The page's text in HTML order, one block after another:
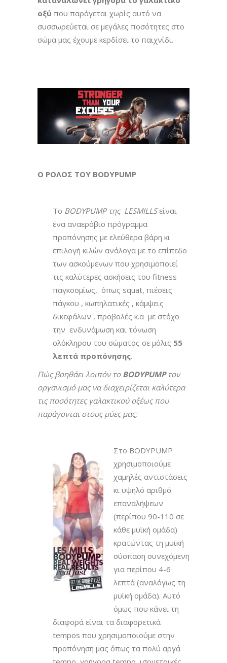
οξύ που παράγεται χωρίς αυτό να
συσσωρεύεται σε μεγάλες ποσότητες στο
σώμα μας έχουμε κερδίσει το παιχνίδι.
Ο ΡΟΛΟΣ ΤΟΥ ΒΟDYPUMP
To ΒΟDYPUMP της LESMILLSείναι
ένα αναερόβιο πρόγραμμα
προπόνησης με ελεύθερα βάρη κι
επιλογή κιλών ανάλογα με το επίπεδο
των ασκούμενων που χρησιμοποιεί
τις καλύτερες ασκήσεις του fitness
παγκοσμίως, όπως squat, πιέσεις
πάγκου , κωπηλατικές , κάμψεις
δικεφάλων , προβολές κ.α με στόχο
την ενδυνάμωση και τόνωση
ολόκληρου του σώματος σε μόλις 55
λεπτά προπόνησης.
Πώς βοηθάει λοιπόν το BODYPUMPτον
οργανισμό μας να διαχειρίζεται καλύτερα
τις ποσότητες γαλακτικού οξέως που
παράγονται στους μύες μας;
Στο BODYPUMP
χρησιμοποιούμε
χαμηλές αντιστάσεις
κι υψηλό αριθμό
επαναλήψεων
(περίπου 90-110 σε
κάθε μυϊκή ομάδα)
κρατώντας τη μυϊκή
σύσπαση συνεχόμενη
για περίπου 4-6
λεπτά (αναλόγως τη
μυϊκή ομάδα). Αυτό
όμως που κάνει τη
διαφορά είναι τα διαφορετικά
tempos που χρησιμοποιούμε στην
προπόνησή μας όπως τα πολύ αργά